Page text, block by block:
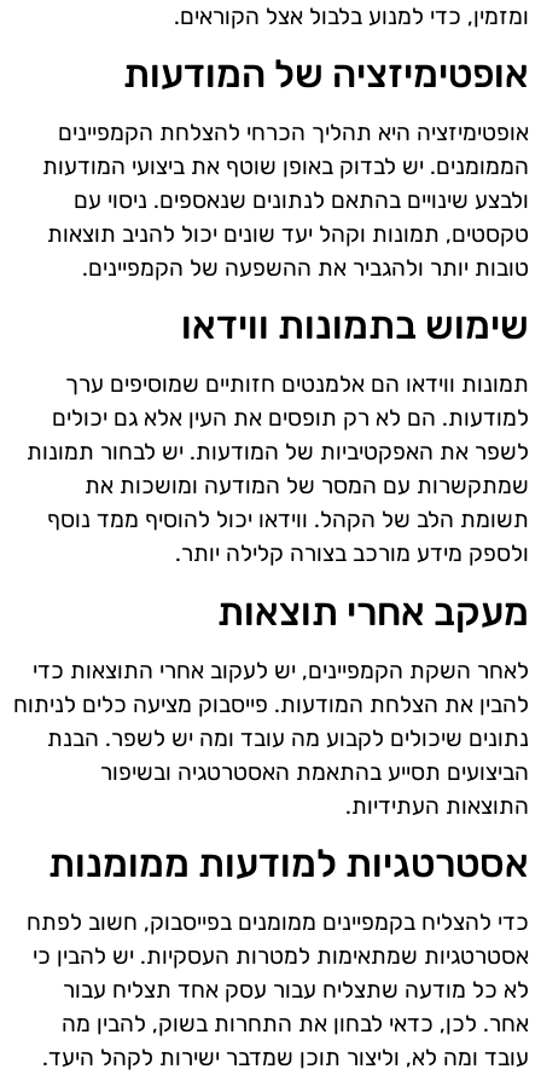
ומזמין, כדי למנוע בלבול אצל הקוראים.
אופטימיזציה של המודעות
אופטימיזציה היא תהליך הכרחי להצלחת הקמפיינים
הממומנים. יש לבדוק באופן שוטף את ביצועי המודעות
ולבצע שינויים בהתאם לנתונים שנאספים. ניסוי עם
טקסטים, תמונות וקהל יעד שונים יכול להניב תוצאות
טובות יותר ולהגביר את ההשפעה של הקמפיינים.
שימוש בתמונות ווידאו
תמונות ווידאו הם אלמנטים חזותיים שמוסיפים ערך
למודעות. הם לא רק תופסים את העין אלא גם יכולים
לשפר את האפקטיביות של המודעות. יש לבחור תמונות
שמתקשרות עם המסר של המודעה ומושכות את
תשומת הלב של הקהל. ווידאו יכול להוסיף ממד נוסף
ולספק מידע מורכב בצורה קלילה יותר.
מעקב אחרי תוצאות
לאחר השקת הקמפיינים, יש לעקוב אחרי התוצאות כדי
להבין את הצלחת המודעות. פייסבוק מציעה כלים לניתוח
נתונים שיכולים לקבוע מה עובד ומה יש לשפר. הבנת
הביצועים תסייע בהתאמת האסטרטגיה ובשיפור
התוצאות העתידיות.
אסטרטגיות למודעות ממומנות
כדי להצליח בקמפיינים ממומנים בפייסבוק, חשוב לפתח
אסטרטגיות שמתאימות למטרות העסקיות. יש להבין כי
לא כל מודעה שתצליח עבור עסק אחד תצליח עבור
אחר. לכן, כדאי לבחון את התחרות בשוק, להבין מה
עובד ומה לא, וליצור תוכן שמדבר ישירות לקהל היעד.